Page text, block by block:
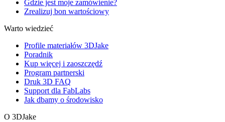
Gdzie jest moje zamówienie?
Zrealizuj bon wartościowy
Warto wiedzieć
Profile materiałów 3DJake
Poradnik
Kup więcej i zaoszczędź
Program partnerski
Druk 3D FAQ
Support dla FabLabs
Jak dbamy o środowisko
O 3DJake